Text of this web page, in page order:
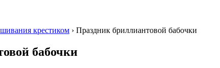
крестиком › Праздник бриллиантовой бабочки
бабочки